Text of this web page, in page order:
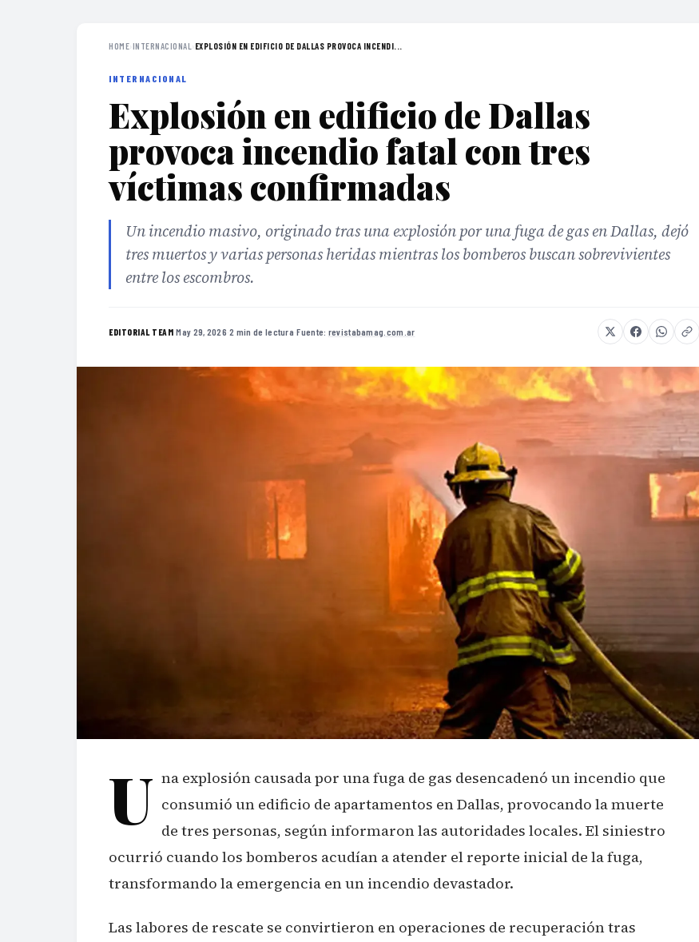
HOME›INTERNACIONAL › EXPLOSIÓN EN EDIFICIO DE DALLAS PROVOCA INCENDI...
INTERNACIONAL
Explosión en edificio de Dallas
provoca incendio fatal con tres
víctimas confirmadas
Un incendio masivo, originado tras una explosión por una fuga de gas en Dallas, dejó
tres muertos y varias personas heridas mientras los bomberos buscan sobrevivientes
entre los escombros.
EDITORIAL TEAM·May 29, 2026·2 min de lectura·Fuente: revistabamag.com.ar
U na explosión causada por una fuga de gas desencadenó un incendio que
consumió un edificio de apartamentos en Dallas, provocando la muerte
de tres personas, según informaron las autoridades locales. El siniestro
ocurrió cuando los bomberos acudían a atender el reporte inicial de la fuga,
transformando la emergencia en un incendio devastador.
Las labores de rescate se convirtieron en operaciones de recuperación tras